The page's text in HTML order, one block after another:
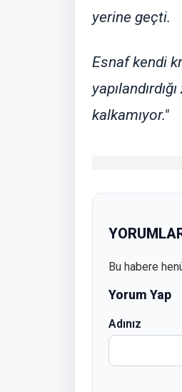
yerine geçti.
Esnaf kendi
kalkamıyor."
Bu habere
Yorum Yap
Adınız